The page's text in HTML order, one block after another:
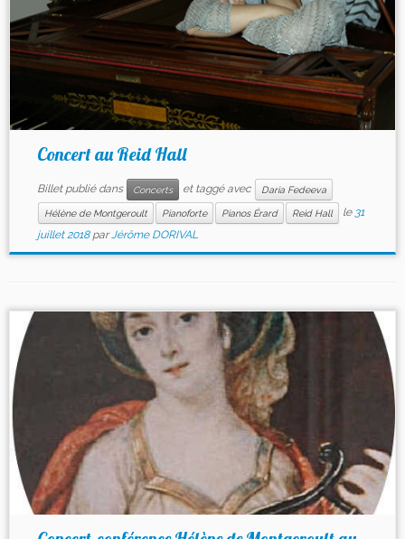
Concert au Reid Hall
Billet publié dans Concerts et taggé avec Daria Fedeeva
Hélène de Montgeroult Pianoforte Pianos Érard Reid Hall le 31
juillet 2018 parJérôme DORIVAL